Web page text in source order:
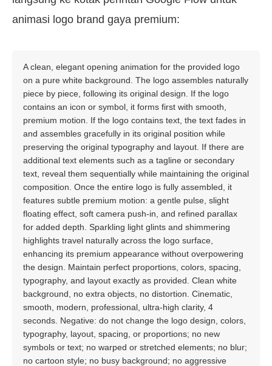
animasi logo brand gaya premium:
A clean, elegant opening animation for the provided logo
on a pure white background. The logo assembles naturally
piece by piece, following its original design. If the logo
contains an icon or symbol, it forms first with smooth,
premium motion. If the logo contains text, the text fades in
and assembles gracefully in its original position while
preserving the original typography and layout. If there are
additional text elements such as a tagline or secondary
text, reveal them sequentially while maintaining the original
composition. Once the entire logo is fully assembled, it
features subtle premium motion: a gentle pulse, slight
floating effect, soft camera push-in, and refined parallax
for added depth. Sparkling light glints and shimmering
highlights travel naturally across the logo surface,
enhancing its premium appearance without overpowering
the design. Maintain perfect proportions, colors, spacing,
typography, and layout exactly as provided. Clean white
background, no extra objects, no distortion. Cinematic,
smooth, modern, professional, ultra-high clarity, 4
seconds. Negative: do not change the logo design, colors,
typography, layout, spacing, or proportions; no new
symbols or text; no warped or stretched elements; no blur;
no cartoon style; no busy background; no aggressive